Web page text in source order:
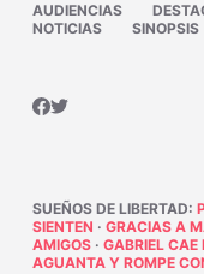
AUDIENCIAS
NOTICIAS
SINOPSIS
SUEÑOS DE LIBERTAD:
SIENTEN · GRACIAS A
AMIGOS· GABRIEL CAE
AGUANTA Y ROMPE